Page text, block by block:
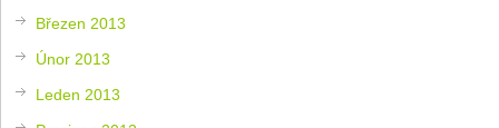
Březen 2013
Únor 2013
Leden 2013